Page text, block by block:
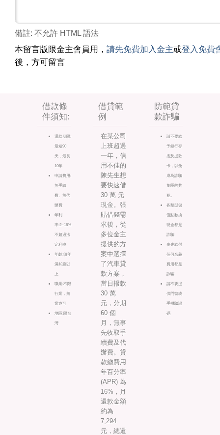
備註: 不允許 HTML 語法
本留言版限金主會員用， 請先免費加入金主或登入免費
後，方可留言
借款條
件須知:
還款期限:
最短90
天，最長
10年
申請費用:
無手續
費、無代
辦費
年利
率:2~16%
不超過法
定利率
年齡:須年
滿18歲以
上
職業:不限
行業，無
業亦可
地區:限台
灣
借貸範
例
在某公司
上班超過
一年，信
用不佳的
陳先生想
要快速借
30 萬 元
現金。張
貼借錢需
求後，從
多位金主
提供的方
案中選擇
了汽車貸
款方案，
當日撥款
30 萬
元，分期
60 個
月，無事
先收取手
續費及代
辦費。貸
款總費用
年百分率
(APR) 為
16%，月
還款金額
約為
7,294
元，總還
防範貸
款詐騙
請不要給
予銀行存
摺及提款
卡，以免
成為詐騙
集團的共
犯。
各類型儲
值點數換
現金都是
詐騙
事先給付
任何名義
費用都是
詐騙
請不要提
供門號或
手機驗證
碼